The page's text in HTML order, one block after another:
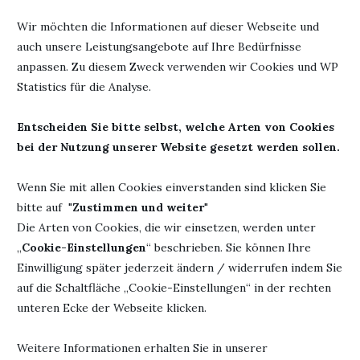
Wir möchten die Informationen auf dieser Webseite und
auch unsere Leistungsangebote auf Ihre Bedürfnisse
anpassen. Zu diesem Zweck verwenden wir Cookies und WP
Statistics für die Analyse.
Entscheiden Sie bitte selbst, welche Arten von Cookies
bei der Nutzung unserer Website gesetzt werden sollen.
Wenn Sie mit allen Cookies einverstanden sind klicken Sie
bitte auf "Zustimmen und weiter"
Die Arten von Cookies, die wir einsetzen, werden unter
„Cookie-Einstellungen“ beschrieben. Sie können Ihre
Einwilligung später jederzeit ändern / widerrufen indem Sie
auf die Schaltfläche „Cookie-Einstellungen“ in der rechten
unteren Ecke der Webseite klicken.
Weitere Informationen erhalten Sie in unserer
auch wenn mir eben das Sahnehäubchen gefehlt hat.
Werbung
Erschienen: 31. Juli
2019
Herausgeber:Bastei Lübbe
Taschenbuch
ISBN: 978-3404178476
24. August 2019 0 Kommentar